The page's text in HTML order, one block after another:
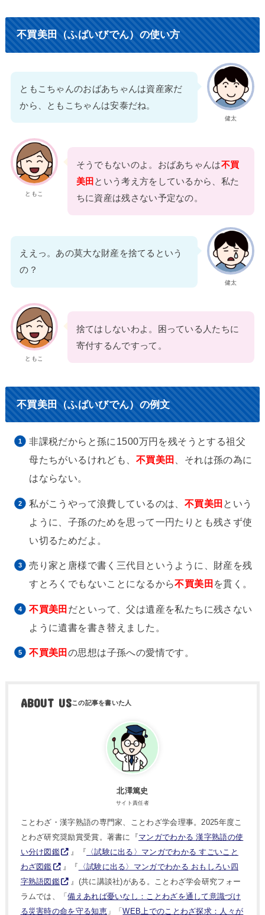
不買美田（ふばいびでん）の使い方
健太
ともこちゃんのおばあちゃんは資産家だ
から、ともこちゃんは安泰だね。
ともこ
そうでもないのよ。おばあちゃんは不買
美田 という考え方をしているから、私た
ちに資産は残さない予定なの。
健太
ええっ。あの莫大な財産を捨てるという
の？
ともこ
捨てはしないわよ。困っている人たちに
寄付するんですって。
不買美田（ふばいびでん）の例文
非課税だからと孫に1500万円を残そうとする祖父
母たちがいるけれども、 不買美田
、それは孫の為に
はならない。
私がこうやって浪費しているのは、 不買美田 という
ように、子孫のためを思って一円たりとも残さず使
い切るためだよ。
売り家と唐様で書く三代目というように、財産を残
すとろくでもないことになるから不買美田 を貫く。
不買美田 だといって、父は遺産を私たちに残さない
ように遺書を書き替えました。
不買美田 の思想は子孫への愛情です。
ABOUT US
北澤篤史
サイト責任者
ことわざ・漢字熟語の専門家、ことわざ学会理事。2025年度こ
とわざ研究奨励賞受賞。著書に『マンガでわかる 漢字熟語の使
い分け図鑑
』『 〈試験に出る〉マンガでわかる すごいこと
わざ図鑑
』『
〈試験に出る〉マンガでわかる おもしろい四
字熟語図鑑
』(共に講談社)がある。ことわざ学会研究フォー
ラムでは、「備えあれば憂いなし：ことわざを通して意識づけ
る災害時の命を守る知恵」「WEB上でのことわざ探求：人々が